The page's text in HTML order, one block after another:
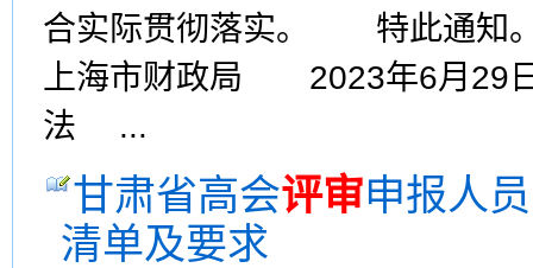
合实际贯彻落实。 特此通
上海市财政局 2023年6月
法 ...
甘肃省高会评审申报人
清单及要求